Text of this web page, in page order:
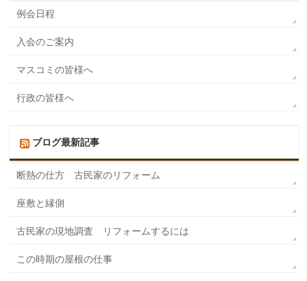
例会日程
入会のご案内
マスコミの皆様へ
行政の皆様へ
ブログ最新記事
断熱の仕方 古民家のリフォーム
座敷と縁側
古民家の現地調査 リフォームするには
この時期の屋根の仕事